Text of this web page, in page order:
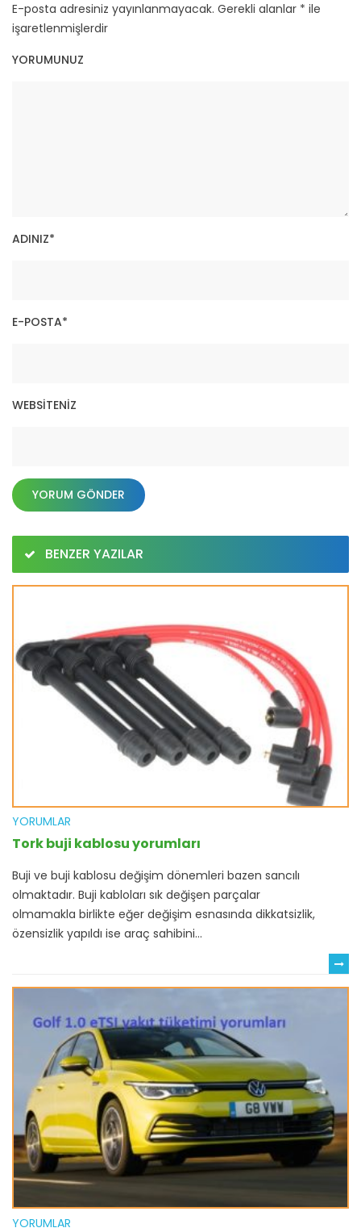
E-posta adresiniz yayınlanmayacak. Gerekli alanlar * ile
işaretlenmişlerdir
YORUMUNUZ
ADINIZ*
E-POSTA*
WEBSITENIZ
BENZER YAZILAR
YORUMLAR
Tork buji kablosu yorumları
Buji ve buji kablosu değişim dönemleri bazen sancılı
olmaktadır. Buji kabloları sık değişen parçalar
olmamakla birlikte eğer değişim esnasında dikkatsizlik,
özensizlik yapıldı ise araç sahibini...
YORUMLAR